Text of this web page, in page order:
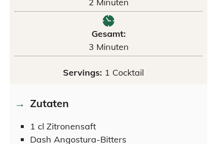
Gesamt:
3 Minuten
Servings: 1 Cocktail
Zutaten
1 cl Zitronensaft
Dash Angostura-Bitters